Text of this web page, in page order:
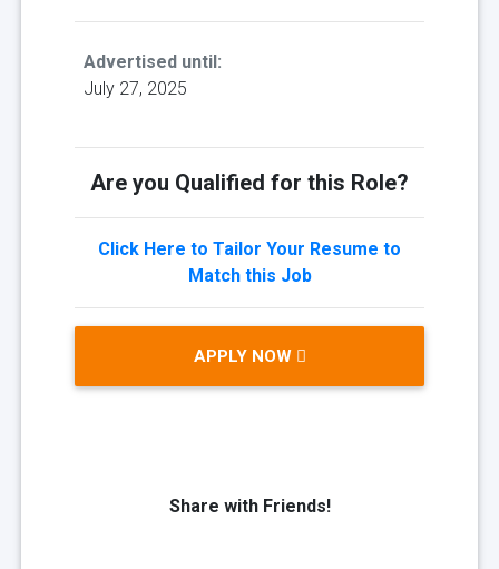
Advertised until:
July 27, 2025
Are you Qualified for this Role?
Click Here to Tailor Your Resume to
Match this Job
APPLY NOW
Share with Friends!